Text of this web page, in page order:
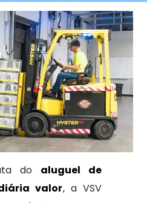
do aluguel de
valor, a VSV